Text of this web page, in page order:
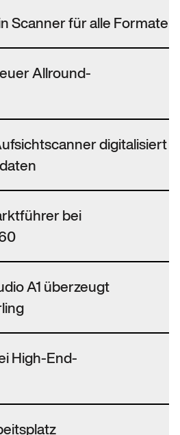
Scanner für alle Formate
Allround-
digitalisiert
bei
A1 überzeugt
High-End-